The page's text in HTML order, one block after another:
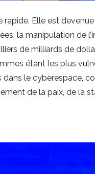
Elle est
la manipulation de
de milliards de
étant les plus
le cyberespace,
de la paix, de la